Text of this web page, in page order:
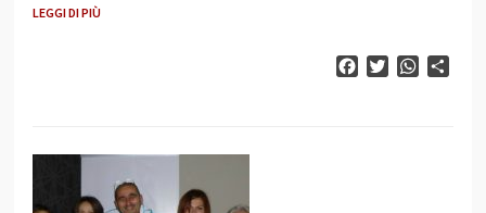
LEGGI DI PIÙ
FacebookTwitter